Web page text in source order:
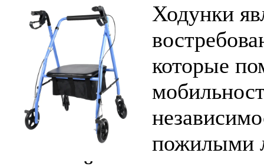
Ходунки
которые
пожилыми